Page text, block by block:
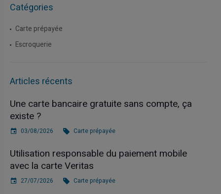
Catégories
Carte prépayée
Escroquerie
Articles récents
Une carte bancaire gratuite sans compte, ça
existe ?
03/08/2026 Carte prépayée
Utilisation responsable du paiement mobile
avec la carte Veritas
27/07/2026 Carte prépayée